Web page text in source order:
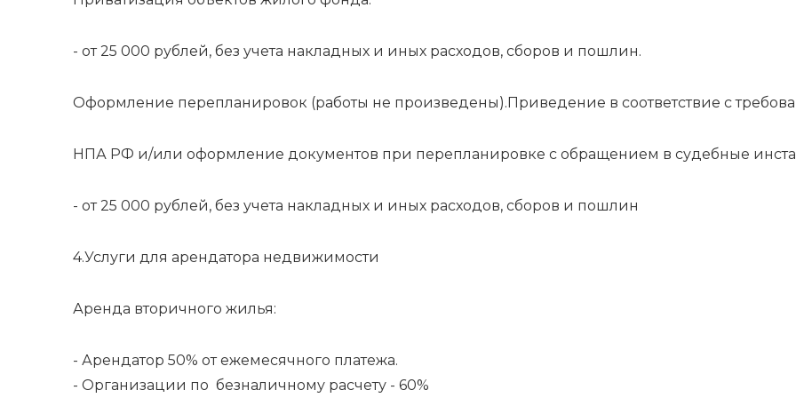
- от 25 000 рублей, без учета накладных и иных расходов, сборов и пошлин.
Оформление перепланировок (работы не произведены).Приведение в соответствие с
НПА РФ и/или оформление документов при перепланировке с обращением в судебные
- от 25 000 рублей, без учета накладных и иных расходов, сборов и пошлин
4.Услуги для арендатора недвижимости
Аренда вторичного жилья:
- Арендатор 50% от ежемесячного платежа.
- Организации по безналичному расчету - 60%